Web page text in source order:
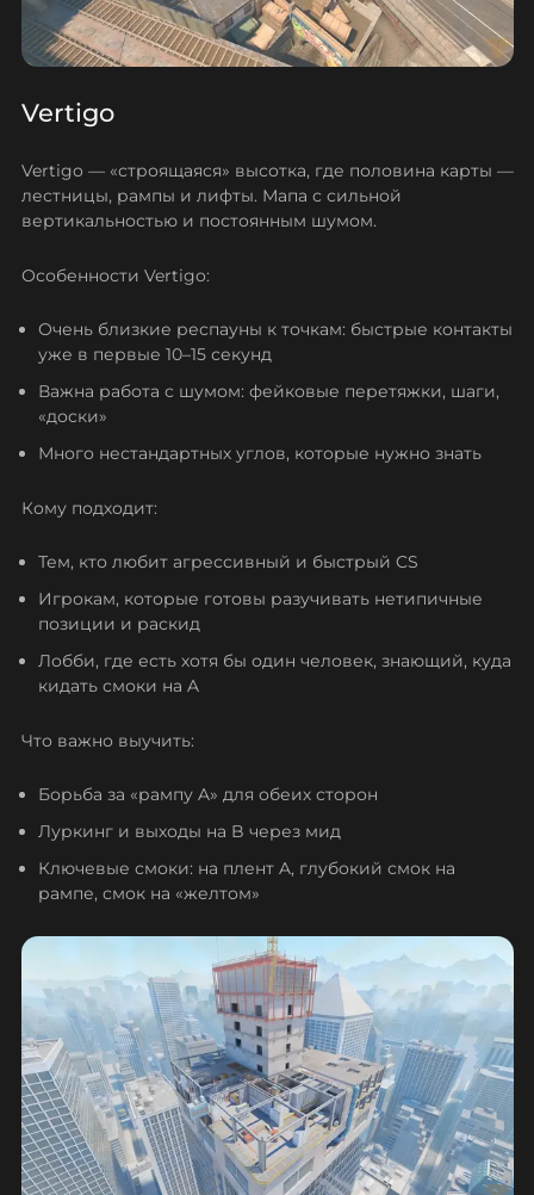
Vertigo
Vertigo — «строящаяся» высотка, где половина карты —
лестницы, рампы и лифты. Мапа с сильной
вертикальностью и постоянным шумом.
Особенности Vertigo:
Очень близкие респауны к точкам: быстрые контакты
уже в первые 10–15 секунд
Важна работа с шумом: фейковые перетяжки, шаги,
«доски»
Много нестандартных углов, которые нужно знать
Кому подходит:
Тем, кто любит агрессивный и быстрый CS
Игрокам, которые готовы разучивать нетипичные
позиции и раскид
Лобби, где есть хотя бы один человек, знающий, куда
кидать смоки на A
Что важно выучить:
Борьба за «рампу A» для обеих сторон
Луркинг и выходы на B через мид
Ключевые смоки: на плент A, глубокий смок на
рампе, смок на «желтом»